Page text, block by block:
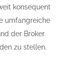
konsequent
umfangreiche
der Broker
zu stellen.